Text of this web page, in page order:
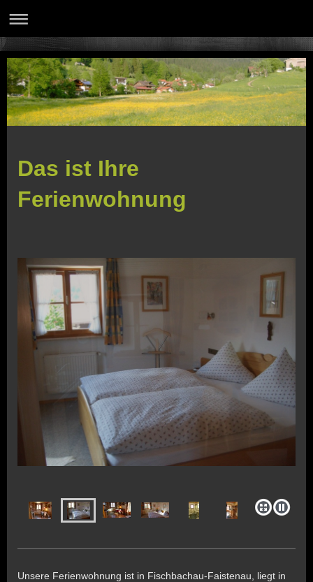
Das ist Ihre
Ferienwohnung
Unsere Ferienwohnung ist in Fischbachau-Faistenau, liegt in